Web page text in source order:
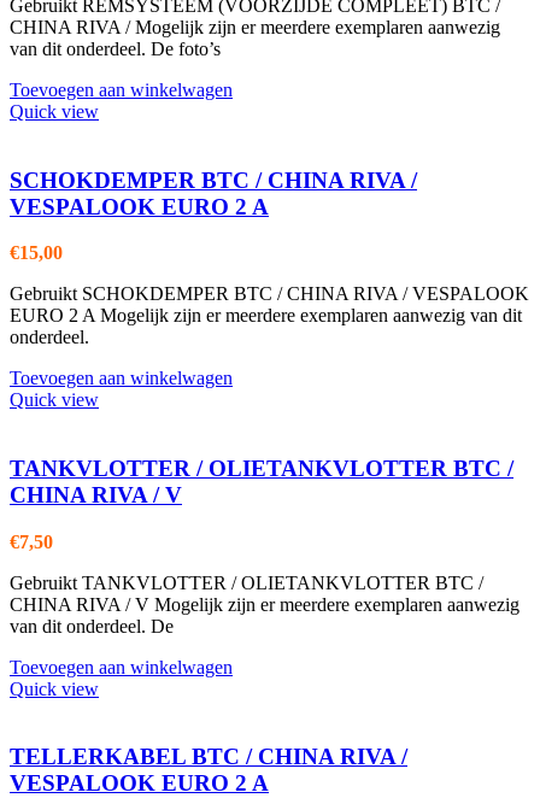
Gebruikt REMSYSTEEM (VOORZIJDE COMPLEET) BTC /
CHINA RIVA / Mogelijk zijn er meerdere exemplaren aanwezig
van dit onderdeel. De foto’s
Toevoegen aan winkelwagen
Quick view
SCHOKDEMPER BTC / CHINA RIVA /
VESPALOOK EURO 2 A
€15,00
Gebruikt SCHOKDEMPER BTC / CHINA RIVA / VESPALOOK
EURO 2 A Mogelijk zijn er meerdere exemplaren aanwezig van dit
onderdeel.
Toevoegen aan winkelwagen
Quick view
TANKVLOTTER / OLIETANKVLOTTER BTC /
CHINA RIVA / V
€7,50
Gebruikt TANKVLOTTER / OLIETANKVLOTTER BTC /
CHINA RIVA / V Mogelijk zijn er meerdere exemplaren aanwezig
van dit onderdeel. De
Toevoegen aan winkelwagen
Quick view
TELLERKABEL BTC / CHINA RIVA /
VESPALOOK EURO 2 A